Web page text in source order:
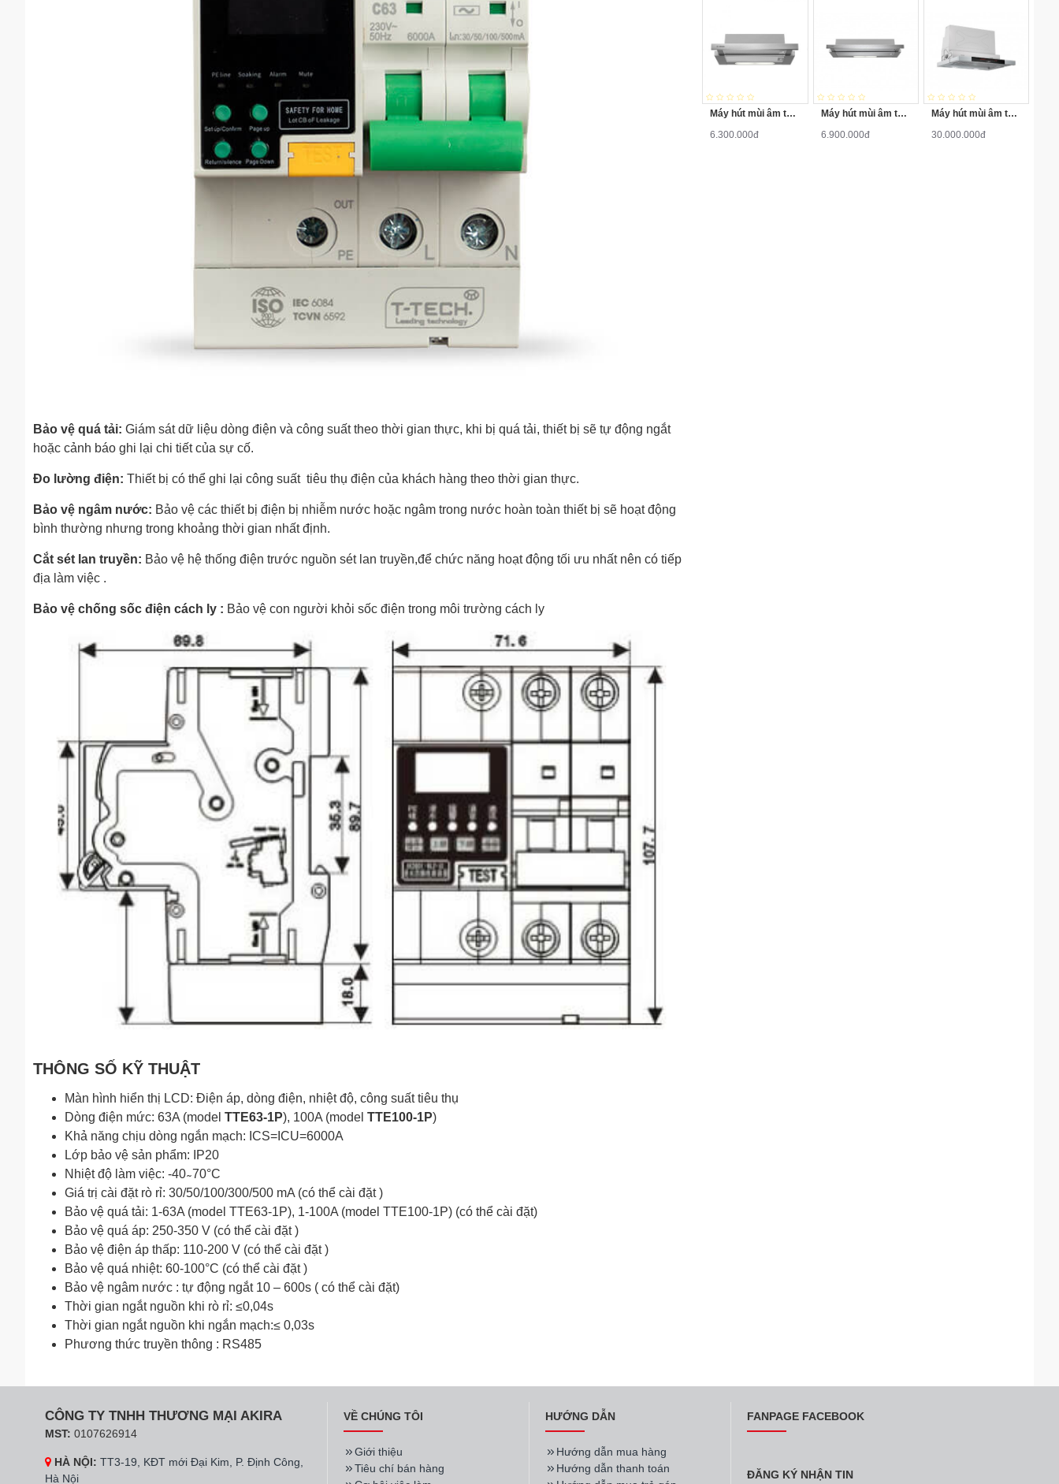
Bảo vệ quá tải: Giám sát dữ liệu dòng điện và công suất theo thời gian thực, khi bị quá tải, thiết bị sẽ tự động ngắt
hoặc cảnh báo ghi lại chi tiết của sự cố.
Đo lường điện: Thiết bị có thể ghi lại công suất tiêu thụ điện của khách hàng theo thời gian thực.
Bảo vệ ngâm nước: Bảo vệ các thiết bị điện bị nhiễm nước hoặc ngâm trong nước hoàn toàn thiết bị sẽ hoạt động
bình thường nhưng trong khoảng thời gian nhất định.
Cắt sét lan truyền: Bảo vệ hệ thống điện trước nguồn sét lan truyền,để chức năng hoạt động tối ưu nhất nên có tiếp
địa làm việc .
Bảo vệ chống sốc điện cách ly : Bảo vệ con người khỏi sốc điện trong môi trường cách ly
THÔNG SỐ KỸ THUẬT
Màn hình hiển thị LCD: Điện áp, dòng điện, nhiệt độ, công suất tiêu thụ
Dòng điện mức: 63A (model TTE63-1P), 100A (model TTE100-1P)
Khả năng chịu dòng ngắn mạch: ICS=ICU=6000A
Lớp bảo vệ sản phẩm: IP20
Nhiệt độ làm việc: -40 ̴ 70°C
Giá trị cài đặt rò rỉ: 30/50/100/300/500 mA (có thể cài đặt )
Bảo vệ quá tải: 1-63A (model TTE63-1P), 1-100A (model TTE100-1P) (có thể cài đặt)
Bảo vệ quá áp: 250-350 V (có thể cài đặt )
Bảo vệ điện áp thấp: 110-200 V (có thể cài đặt )
Bảo vệ quá nhiệt: 60-100°C (có thể cài đặt )
Bảo vệ ngâm nước : tự động ngắt 10 – 600s ( có thể cài đặt)
Thời gian ngắt nguồn khi rò rỉ: ≤0,04s
Thời gian ngắt nguồn khi ngắn mạch:≤ 0,03s
Phương thức truyền thông : RS485
Máy hút mùi âm tủ Bosch HMH.DHI623GSG
6.300.000đ
Máy hút mùi âm tủ Bosch HMH.DHI923GSG
6.900.000đ
Máy hút mùi âm tủ Bosch HMH.DFS067J50B
30.000.000đ
CÔNG TY TNHH THƯƠNG MẠI AKIRA
MST: 0107626914
HÀ NỘI: TT3-19, KĐT mới Đại Kim, P. Định Công,
Hà Nội
VỀ CHÚNG TÔI
Giới thiệu
Tiêu chí bán hàng
HƯỚNG DẪN
Hướng dẫn mua hàng
Hướng dẫn thanh toán
FANPAGE FACEBOOK
ĐĂNG KÝ NHẬN TIN